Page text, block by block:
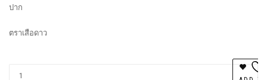
ปาก
ตราเสือดาว